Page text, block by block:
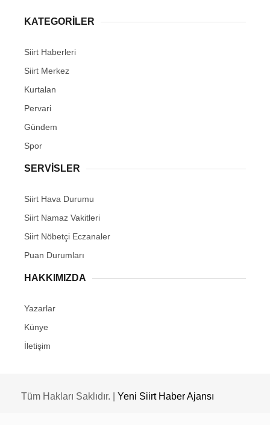
KATEGORİLER
Siirt Haberleri
Siirt Merkez
Kurtalan
Pervari
Gündem
Spor
SERVİSLER
Siirt Hava Durumu
Siirt Namaz Vakitleri
Siirt Nöbetçi Eczanaler
Puan Durumları
HAKKIMIZDA
Yazarlar
Künye
İletişim
Tüm Hakları Saklıdır. | Yeni Siirt Haber Ajansı